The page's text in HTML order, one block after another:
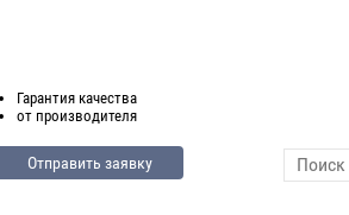
Гарантия качества
от производителя
Отправить заявку